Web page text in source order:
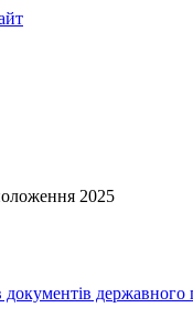
2025
державного